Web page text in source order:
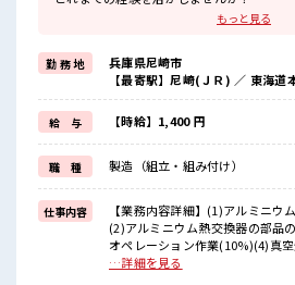
≪1日1時間程の残業で収入アップ≫
残業は月20時間未満で、
ほどよく稼げます♪
≪機能的な制服アリ≫
制服があるので、
毎日の服装の悩み解消♪
≪自分に合った期間で働ける≫
福利厚生が整った派遣のお仕事です！
■職場の雰囲気
休憩室で楽しくランチ♪
時間があれば昼寝もしちゃおう！
持ち物が多いあなたにもぴったり☆
もっと見る
勤 務 地
兵庫県尼崎市
【最寄駅】尼崎(ＪＲ) ／ 東海道
給 与 【時給】1,400 円
職 種 製造（組立・組み付け）
仕事内容
【業務内容詳細】(1)アルミニウ
(2)アルミニウム熱交換器の部品
オペレーション作業(10%)(4)真
曲げ加工機のおぺーレーター
…詳細を見る